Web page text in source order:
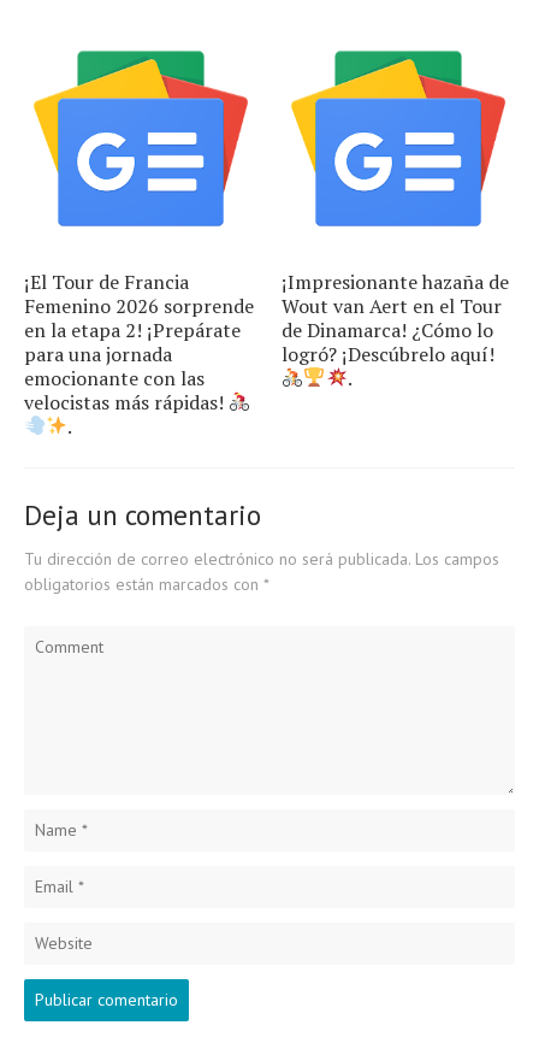
¡El Tour de Francia
Femenino 2026 sorprende
en la etapa 2! ¡Prepárate
para una jornada
emocionante con las
velocistas más rápidas!
.
¡Impresionante hazaña de
Wout van Aert en el Tour
de Dinamarca! ¿Cómo lo
logró? ¡Descúbrelo aquí!
.
Deja un comentario
Tu dirección de correo electrónico no será publicada. Los campos
obligatorios están marcados con *